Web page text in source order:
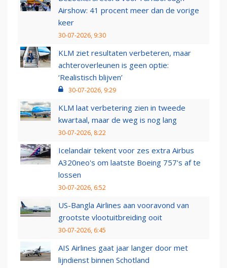
Airshow: 41 procent meer dan de vorige
keer
30-07-2026, 9:30
KLM ziet resultaten verbeteren, maar
achteroverleunen is geen optie:
‘Realistisch blijven’
30-07-2026, 9:29
KLM laat verbetering zien in tweede
kwartaal, maar de weg is nog lang
30-07-2026, 8:22
Icelandair tekent voor zes extra Airbus
A320neo's om laatste Boeing 757's af te
lossen
30-07-2026, 6:52
US-Bangla Airlines aan vooravond van
grootste vlootuitbreiding ooit
30-07-2026, 6:45
AIS Airlines gaat jaar langer door met
lijndienst binnen Schotland